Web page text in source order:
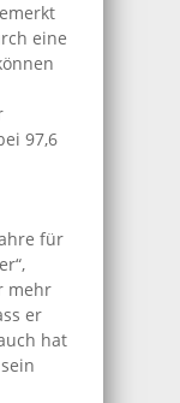
eine
97,6
für
mehr
er
hat